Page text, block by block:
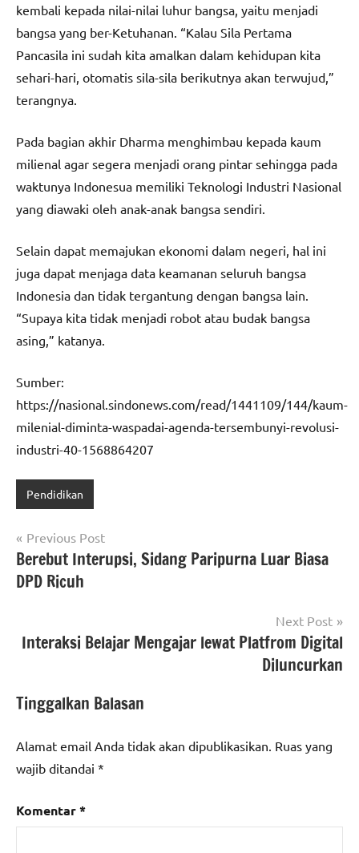
kembali kepada nilai-nilai luhur bangsa, yaitu menjadi
bangsa yang ber-Ketuhanan. “Kalau Sila Pertama
Pancasila ini sudah kita amalkan dalam kehidupan kita
sehari-hari, otomatis sila-sila berikutnya akan terwujud,”
terangnya.
Pada bagian akhir Dharma menghimbau kepada kaum
milienal agar segera menjadi orang pintar sehingga pada
waktunya Indonesua memiliki Teknologi Industri Nasional
yang diawaki oleh anak-anak bangsa sendiri.
Selain dapat memajukan ekonomi dalam negeri, hal ini
juga dapat menjaga data keamanan seluruh bangsa
Indonesia dan tidak tergantung dengan bangsa lain.
“Supaya kita tidak menjadi robot atau budak bangsa
asing,” katanya.
Sumber:
https://nasional.sindonews.com/read/1441109/144/kaum-
milenial-diminta-waspadai-agenda-tersembunyi-revolusi-
industri-40-1568864207
Pendidikan
Navigasi
pos
Previous Post
Berebut Interupsi, Sidang Paripurna Luar Biasa
DPD Ricuh
Next Post
Interaksi Belajar Mengajar lewat Platfrom Digital
Diluncurkan
Tinggalkan Balasan
Alamat email Anda tidak akan dipublikasikan. Ruas yang
wajib ditandai *
Komentar*